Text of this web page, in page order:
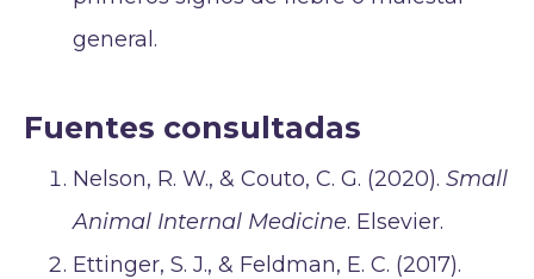
general.
Fuentes consultadas
Nelson, R. W., & Couto, C. G. (2020).Small
Animal Internal Medicine. Elsevier.
Ettinger, S. J., & Feldman, E. C. (2017).